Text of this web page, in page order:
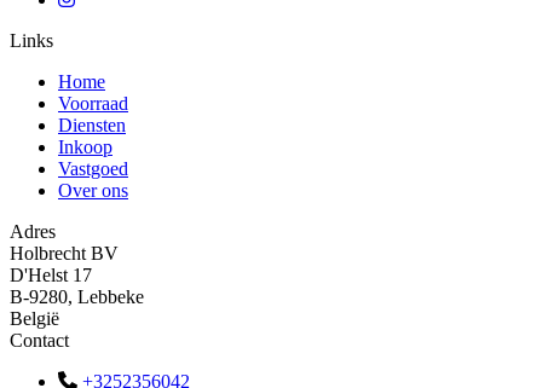
Links
Home
Voorraad
Diensten
Inkoop
Vastgoed
Over ons
Adres
Holbrecht BV
D'Helst 17
B-9280, Lebbeke
België
Contact
+3252356042